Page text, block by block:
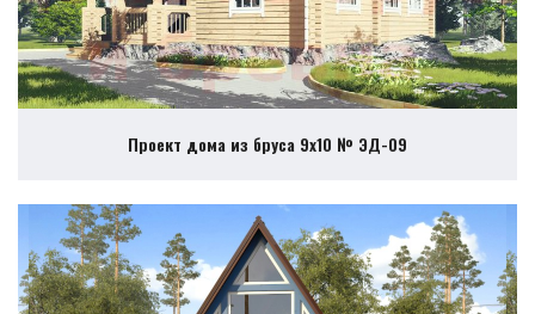
Проект дома из бруса 9х10 № ЭД-09